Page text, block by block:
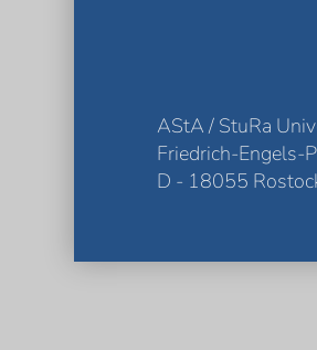
AStA / StuRa
Friedrich-Engels-
D - 18055